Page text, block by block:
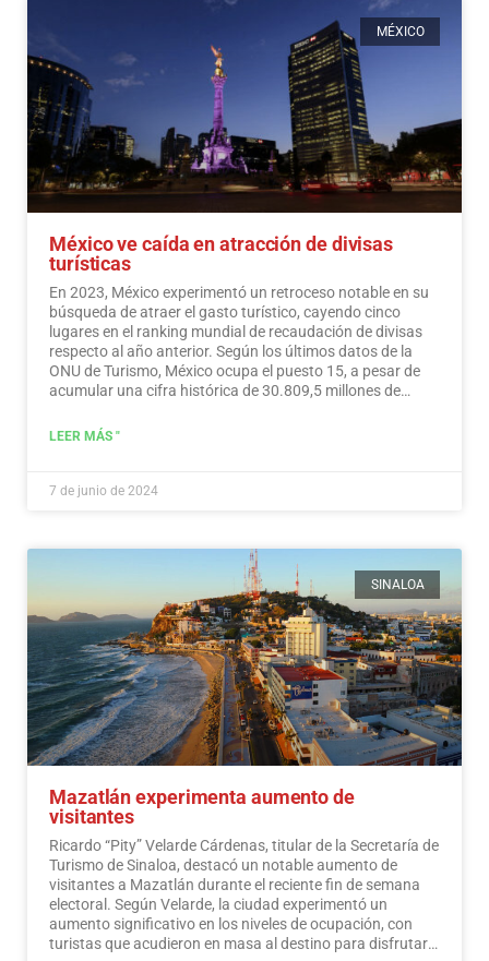
MÉXICO
México ve caída en atracción de divisas
turísticas
En 2023, México experimentó un retroceso notable en su
búsqueda de atraer el gasto turístico, cayendo cinco
lugares en el ranking mundial de recaudación de divisas
respecto al año anterior. Según los últimos datos de la
ONU de Turismo, México ocupa el puesto 15, a pesar de
acumular una cifra histórica de 30.809,5 millones de
LEER MÁS "
7 de junio de 2024
SINALOA
Mazatlán experimenta aumento de
visitantes
Ricardo “Pity” Velarde Cárdenas, titular de la Secretaría de
Turismo de Sinaloa, destacó un notable aumento de
visitantes a Mazatlán durante el reciente fin de semana
electoral. Según Velarde, la ciudad experimentó un
aumento significativo en los niveles de ocupación, con
turistas que acudieron en masa al destino para disfrutar